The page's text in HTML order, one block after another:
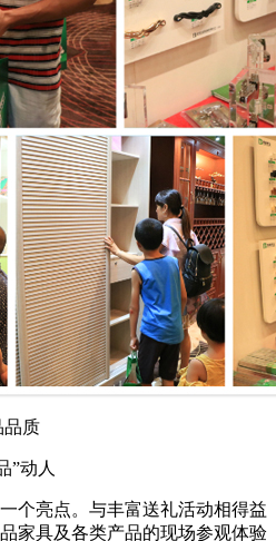
品质
”动人
个亮点。与丰富送礼活动相得益
家具及各类产品的现场参观体验